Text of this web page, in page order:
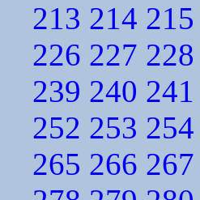
213 214 215
226 227 228
239 240 241
252 253 254
265 266 267